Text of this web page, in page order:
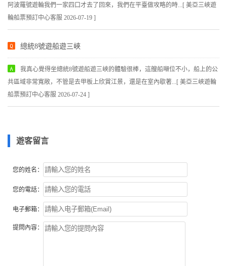
阿波羅號遊輪我們一家四口才去了回來，我們在平臺做攻略的時...[ 美亞三峽遊
輪船票預訂中心客服 2026-07-19 ]
總統8號遊船遊三峽
我真心覺得坐總統8號遊船遊三峽的體驗很棒，這艘船噸位不小，船上的公
共區域非常寬敞，不管是去甲板上欣賞江景，還是在室內歇著...[ 美亞三峽遊輪
船票預訂中心客服 2026-07-24 ]
遊客留言
您的姓名：
您的電話：
电子郵箱：
提問內容：